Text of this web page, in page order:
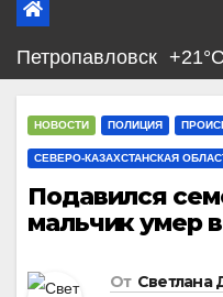
Петропавловск +21°C
НОВОСТИ ПОЛИЦИЯ
СЕВЕРО-КАЗАХСТАНСКАЯ
Подавился
мальчик умер
От Светлана